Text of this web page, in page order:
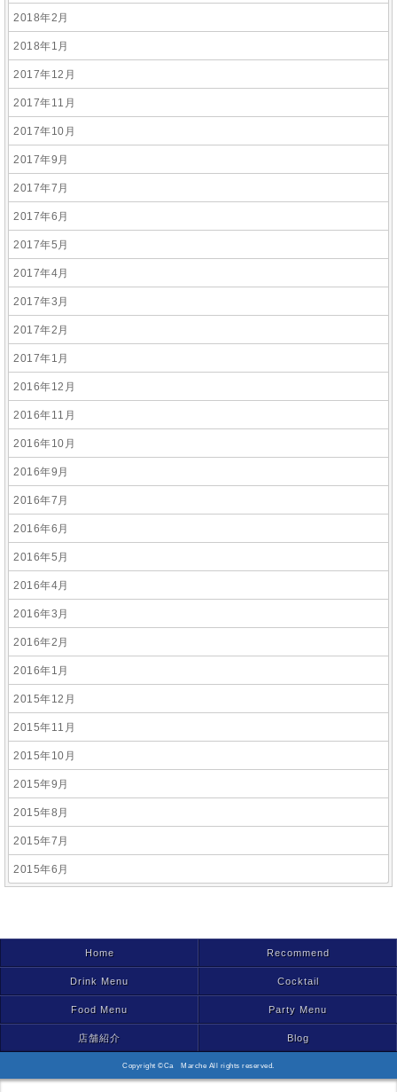
2018年2月
2018年1月
2017年12月
2017年11月
2017年10月
2017年9月
2017年7月
2017年6月
2017年5月
2017年4月
2017年3月
2017年2月
2017年1月
2016年12月
2016年11月
2016年10月
2016年9月
2016年7月
2016年6月
2016年5月
2016年4月
2016年3月
2016年2月
2016年1月
2015年12月
2015年11月
2015年10月
2015年9月
2015年8月
2015年7月
2015年6月
Home Recommend
Drink Menu Cocktail
Food Menu Party Menu
店舗紹介 Blog
Copyright ©Ca Marche All rights reserved.